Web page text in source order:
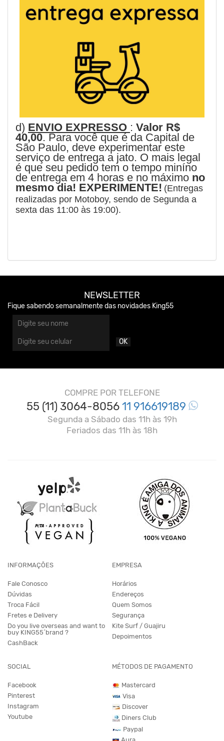
d) ENVIO EXPRESSO : Valor R$
40,00. Para você que é da Capital de
São Paulo, deve experimentar este
serviço de entrega a jato. O mais legal
é que seu pedido tem o tempo miníno
de entrega em 4 horas e no máximo no
mesmo dia! EXPERIMENTE! (Entregas
realizadas por Motoboy, sendo de Segunda a
sexta das 11:00 às 19:00).
NEWSLETTER
Fique sabendo semanalmente das novidades King55
OK
COMPRE POR TELEFONE
55 (11) 3064-805611 916619189
Segunda a Sábado das 11h às 19h
Feriados das 11h às 18h
INFORMAÇÕES
Fale Conosco
Dúvidas
Troca Fácil
Fretes e Delivery
Do you live overseas and want to
buy KING55´brand ?
CashBack
EMPRESA
Horários
Endereços
Quem Somos
Segurança
Kite Surf / Guajiru
Depoimentos
SOCIAL
Facebook
Pinterest
Instagram
Youtube
MÉTODOS DE PAGAMENTO
Mastercard
Visa
Discover
Diners Club
Paypal